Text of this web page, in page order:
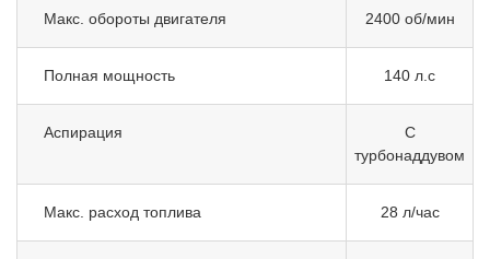
Макс. обороты двигателя 2400 об/мин
Полная мощность 140 л.с
Аспирация
С
турбонаддувом
Макс. расход топлива 28 л/час